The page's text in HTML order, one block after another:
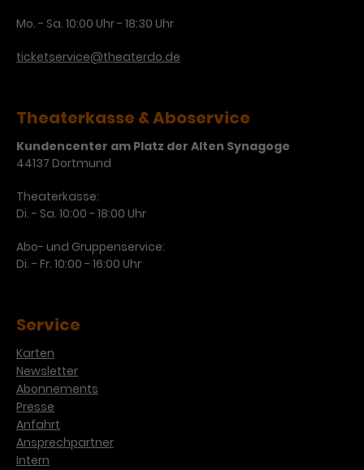
Mo. - Sa. 10:00 Uhr - 18:30 Uhr
ticketservice@theaterdo.de
Theaterkasse & Aboservice
Kundencenter am Platz der Alten Synagoge
44137 Dortmund
Theaterkasse:
Di. - Sa. 10:00 - 18:00 Uhr
Abo- und Gruppenservice:
Di. - Fr. 10:00 - 16:00 Uhr
Service
Karten
Newsletter
Abonnements
Presse
Anfahrt
Ansprechpartner
Intern